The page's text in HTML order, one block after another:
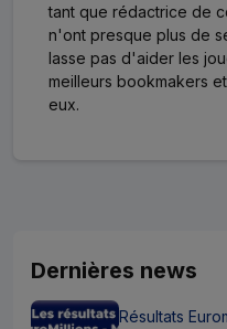
tant que rédactrice de
n'ont presque plus de
lasse pas d'aider les
meilleurs bookmakers
eux.
Dernières news
Résultats